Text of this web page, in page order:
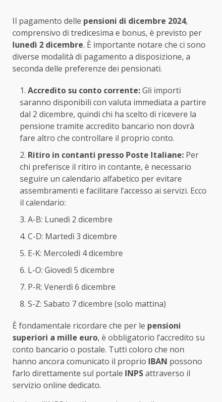
Il pagamento delle pensioni di dicembre 2024,
comprensivo di tredicesima e bonus, è previsto per
lunedì 2 dicembre. È importante notare che ci sono
diverse modalità di pagamento a disposizione, a
seconda delle preferenze dei pensionati.
Accredito su conto corrente:Gli importi
saranno disponibili con valuta immediata a partire
dal 2 dicembre, quindi chi ha scelto di ricevere la
pensione tramite accredito bancario non dovrà
fare altro che controllare il proprio conto.
Ritiro in contanti presso Poste Italiane: Per
chi preferisce il ritiro in contante, è necessario
seguire un calendario alfabetico per evitare
assembramenti e facilitare l’accesso ai servizi. Ecco
il calendario:
A-B: Lunedì 2 dicembre
C-D: Martedì 3 dicembre
E-K: Mercoledì 4 dicembre
L-O: Giovedì 5 dicembre
P-R: Venerdì 6 dicembre
S-Z: Sabato 7 dicembre (solo mattina)
È fondamentale ricordare che per le pensioni
superiori a mille euro, è obbligatorio l’accredito su
conto bancario o postale. Tutti coloro che non
hanno ancora comunicato il proprio IBAN possono
farlo direttamente sul portale INPSattraverso il
servizio online dedicato.